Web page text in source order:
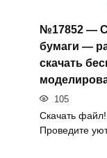
№17852 —
бумаги —
скачать
105
Скачать
Проведите